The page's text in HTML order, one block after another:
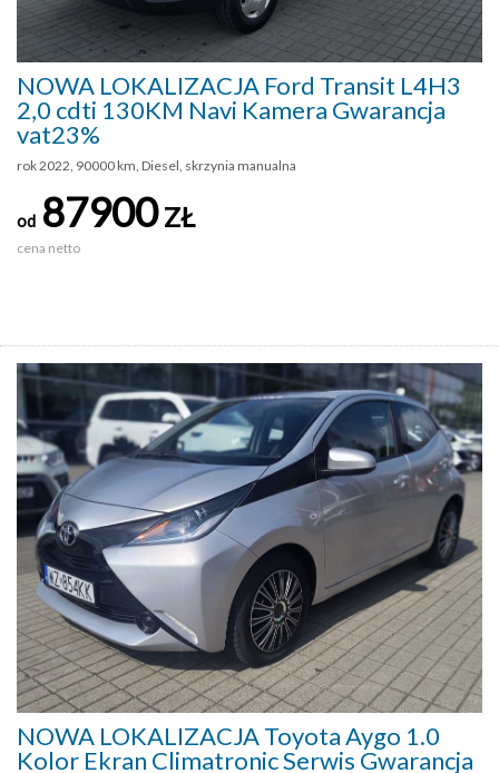
NOWA LOKALIZACJA Ford Transit L4H3
2,0 cdti 130KM Navi Kamera Gwarancja
vat23%
rok 2022, 90000 km, Diesel, skrzynia manualna
od 87900ZŁ
cena netto
NOWA LOKALIZACJA Toyota Aygo 1.0
Kolor Ekran Climatronic Serwis Gwarancja